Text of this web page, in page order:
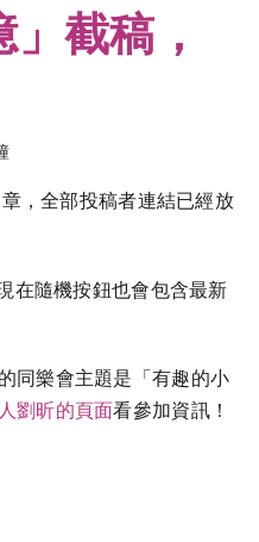
」截稿，
，全部投稿者連結已經放
在隨機按鈕也會包含最新
同樂會主題是「有趣的小
劉昕的頁面看參加資訊！